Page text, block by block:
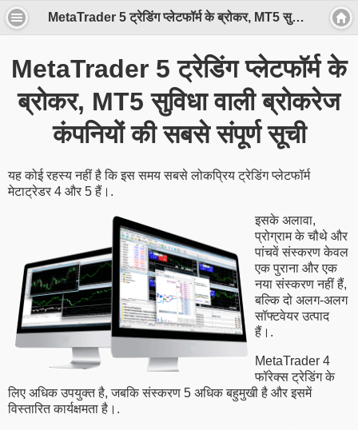
MetaTrader 5 ट्रेडिंग प्लेटफॉर्म के ब्रोकर, MT5 सुविधा वाली ब्रोकरेज कंपनियों की सबसे संपूर्ण सूची
MetaTrader 5 ट्रेडिंग प्लेटफॉर्म के
ब्रोकर, MT5 सुविधा वाली ब्रोकरेज
कंपनियों की सबसे संपूर्ण सूची
यह कोई रहस्य नहीं है कि इस समय सबसे लोकप्रिय ट्रेडिंग प्लेटफॉर्म
मेटाट्रेडर 4 और 5 हैं।.
इसके अलावा,
प्रोग्राम के चौथे और
पांचवें संस्करण केवल
एक पुराना और एक
नया संस्करण नहीं हैं,
बल्कि दो अलग-अलग
सॉफ्टवेयर उत्पाद
हैं।.
MetaTrader 4
फॉरेक्स ट्रेडिंग के
लिए अधिक उपयुक्त है, जबकि संस्करण 5 अधिक बहुमुखी है और इसमें
विस्तारित कार्यक्षमता है।.